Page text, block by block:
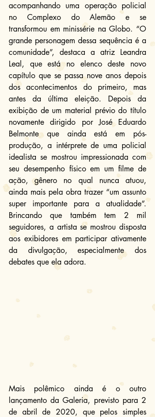
acompanhando uma operação policial
no Complexo do Alemão e se
transformou em minissérie na Globo. “O
grande personagem dessa sequência é a
comunidade”, destaca a atriz Leandra
Leal, que está no elenco deste novo
capítulo que se passa nove anos depois
dos acontecimentos do primeiro, mas
antes da última eleição. Depois da
exibição de um material prévio do título
novamente dirigido por José Eduardo
Belmonte que ainda está em pós-
produção, a intérprete de uma policial
idealista se mostrou impressionada com
seu desempenho físico em um filme de
ação, gênero no qual nunca atuou,
ainda mais pela obra trazer “um assunto
super importante para a atualidade”.
Brincando que também tem 2 mil
seguidores, a artista se mostrou disposta
aos exibidores em participar ativamente
da divulgação, especialmente dos
debates que ela adora.
Mais polêmico ainda é o outro
lançamento da Galeria, previsto para 2
de abril de 2020, que pelos simples